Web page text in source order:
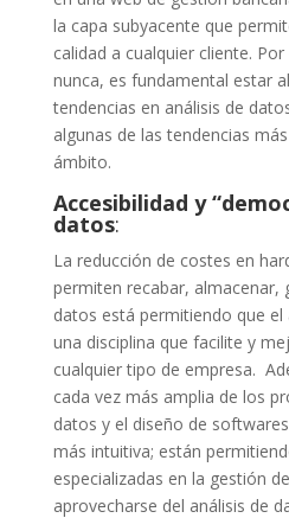
la capa subyacente que
calidad a cualquier cliente.
nunca, es fundamental estar
tendencias en análisis de
algunas de las tendencias
ámbito.
Accesibilidad y
datos:
La reducción de costes en
permiten recabar, almacenar,
datos está permitiendo que el
una disciplina que facilite y
cualquier tipo de empresa.
cada vez más amplia de los
datos y el diseño de
más intuitiva; están
especializadas en la gestión
aprovecharse del análisis de